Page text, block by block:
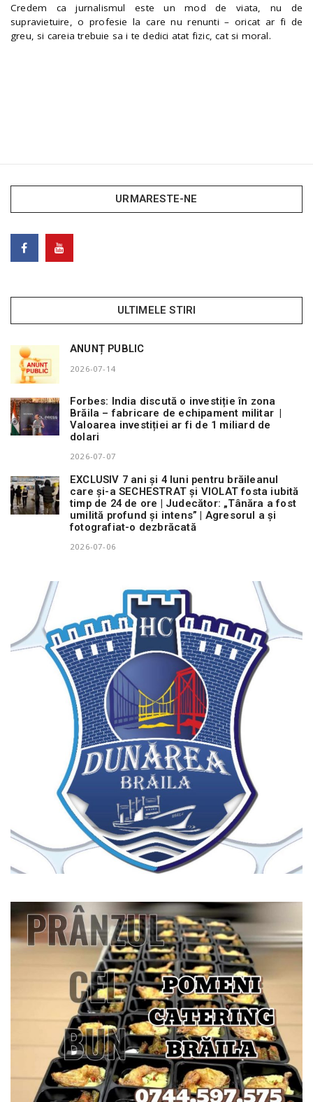
Credem ca jurnalismul este un mod de viata, nu de
supravietuire, o profesie la care nu renunti – oricat ar fi de
greu, si careia trebuie sa i te dedici atat fizic, cat si moral.
URMARESTE-NE
ULTIMELE STIRI
ANUNȚ PUBLIC
2026-07-14
Forbes: India discută o investiție în zona
Brăila – fabricare de echipament militar |
Valoarea investiției ar fi de 1 miliard de
dolari
2026-07-07
EXCLUSIV 7 ani și 4 luni pentru brăileanul
care și-a SECHESTRAT și VIOLAT fosta iubită
timp de 24 de ore | Judecător: „Tânăra a fost
umilită profund și intens” | Agresorul a și
fotografiat-o dezbrăcată
2026-07-06